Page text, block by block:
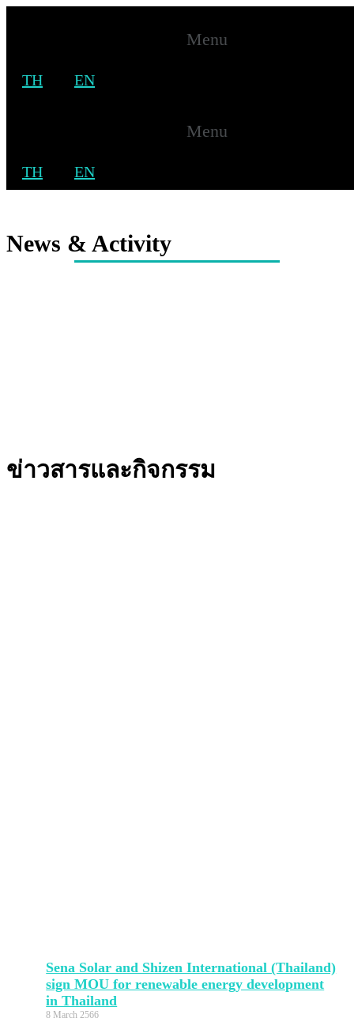
Menu
TH EN
Menu
TH EN
News & Activity
Home
News & Activity
News & Activity
ข่าวสารและกิจกรรม
Sena Solar and Shizen International (Thailand)
sign MOU for renewable energy development
in Thailand
8 March 2566